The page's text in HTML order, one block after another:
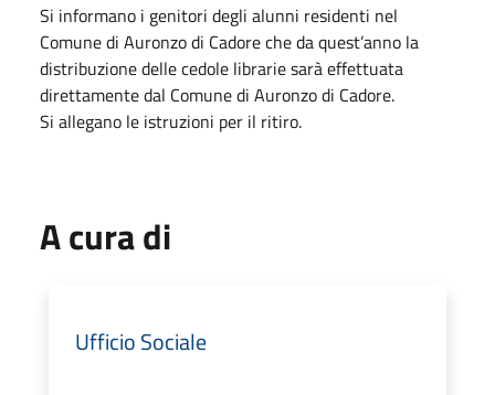
Si informano i genitori degli alunni residenti nel
Comune di Auronzo di Cadore che da quest’anno la
distribuzione delle cedole librarie sarà effettuata
direttamente dal Comune di Auronzo di Cadore.
Si allegano le istruzioni per il ritiro.
A cura di
Ufficio Sociale